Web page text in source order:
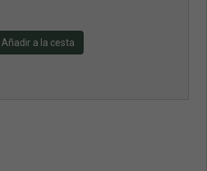
Añadir a la cesta